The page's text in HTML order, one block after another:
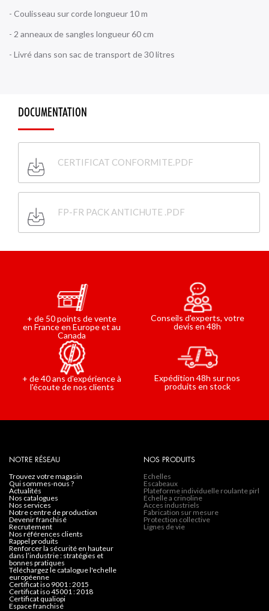
- Coulisseau sur corde longueur 10 m
- 2 anneaux de sangles longueur 60 cm
- Livré dans son sac de transport de 30 litres
DOCUMENTATION
CERTIFICAT CONFORMITE.PDF
FP-FR PACK ANTICHUTE .PDF
+ de 50 points de vente
en France en Europe et au
Canada
Conseils d'experts, votre
devis en 48h
+ de 40 ans d'expérience à
l'écoute de nos clients
Expédition 48h sur nos
produits en stock
NOTRE RÉSEAU
trouvez votre magasin
qui sommes-nous ?
actualités
nos catalogues
nos services
notre centre de production
devenir franchisé
recrutement
nos références clients
rappel produits
renforcer la sécurité en hauteur
dans l’industrie : stratégies et
bonnes pratiques
téléchargez le catalogue l'echelle
européenne
certificat iso 9001 : 2015
certificat iso 45001 : 2018
certificat qualiopi
espace franchisé
NOS PRODUITS
Echelles
Escabeaux
Plateforme individuelle roulante pirl
Echelle a crinoline
Acces industriels
Fabrication sur mesure
Protection collective
Lignes de vie